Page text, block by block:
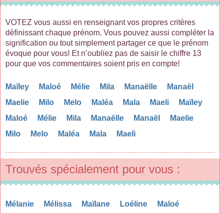
VOTEZ vous aussi en renseignant vos propres critères
définissant chaque prénom. Vous pouvez aussi compléter la
signification ou tout simplement partager ce que le prénom
évoque pour vous! Et n’oubliez pas de saisir le chiffre 13
pour que vos commentaires soient pris en compte!
Maïley Maloé Mélie Mila Manaëlle
Manaël
Maelie
Milo Melo Maléa Mala Maeli
Maïley
Maloé
Mélie Mila Manaëlle Manaël
Maelie
Milo
Melo Maléa Mala Maeli
Trouvés spécialement pour vous :
Mélanie Mélissa Maïlane Loéline Maloé